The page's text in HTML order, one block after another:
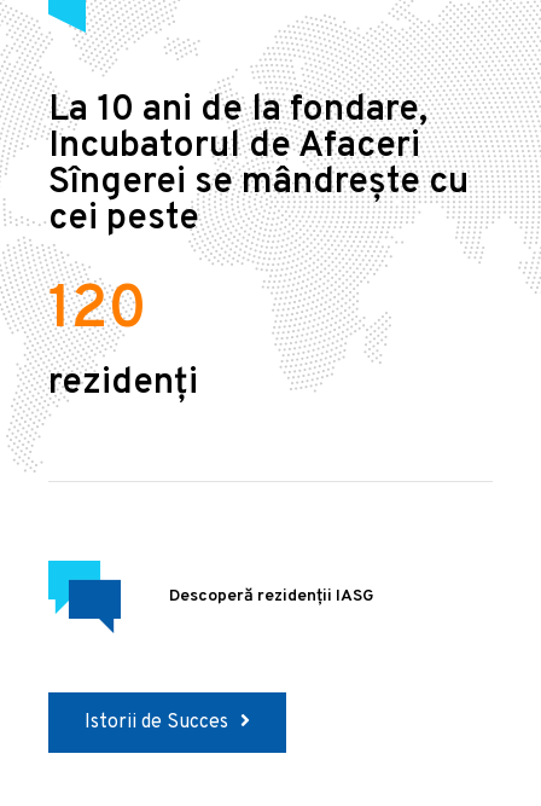
La 10 ani de la fondare,
Incubatorul de Afaceri
Sîngerei se mândrește cu
cei peste
120
rezidenți
Descoperă rezidenții IASG
Istorii de Succes